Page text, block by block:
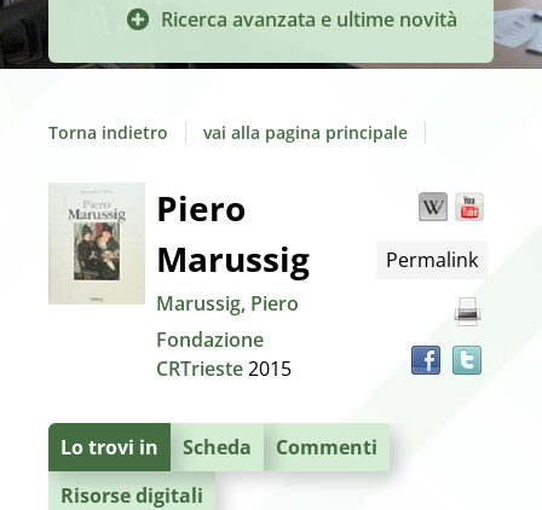
Ricerca avanzata e ultime novità
Torna indietro vai alla pagina principale
Dettaglio
del
documento
Wikipedia
Permalink
Piero
Marussig
Marussig, Piero
Fondazione
CRTrieste2015
Lo trovi in Scheda
Commenti
Risorse digitali